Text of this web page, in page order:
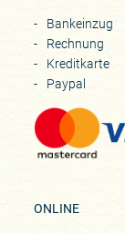
Bankeinzug
Rechnung
Kreditkarte
Paypal
ONLINE